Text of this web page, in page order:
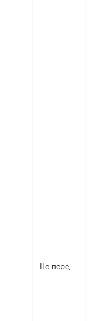
Не передано